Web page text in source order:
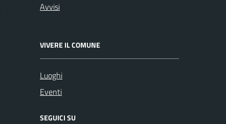
Avvisi
VIVERE IL COMUNE
Luoghi
Eventi
SEGUICI SU